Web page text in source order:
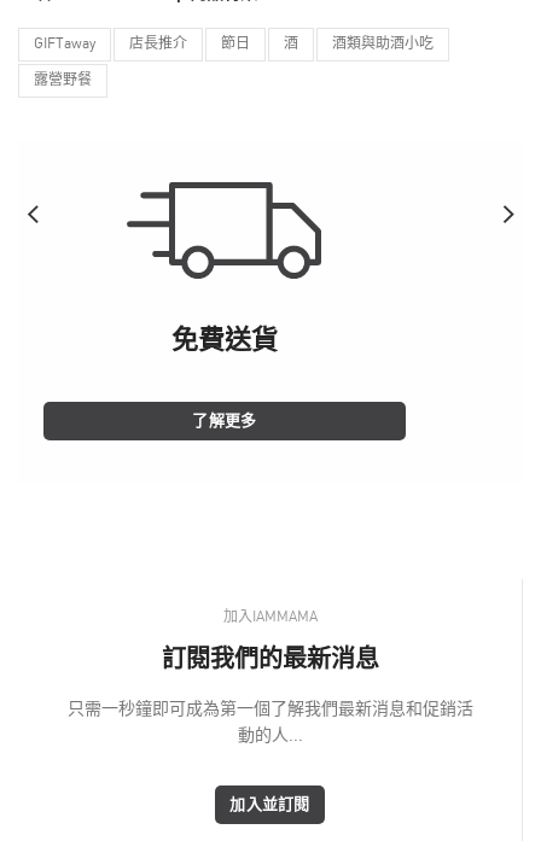
GIFTaway 店長推介 節日 酒 酒類與助酒小吃
露營野餐
免費送貨
了解更多
加入IAMMAMA
訂閱我們的最新消息
只需一秒鐘即可成為第一個了解我們最新消息和促銷活
動的人...
加入並訂閱